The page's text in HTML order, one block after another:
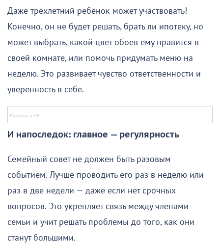
Даже трёхлетний ребёнок может участвовать!
Конечно, он не будет решать, брать ли ипотеку, но
может выбрать, какой цвет обоев ему нравится в
своей комнате, или помочь придумать меню на
неделю. Это развивает чувство ответственности и
уверенность в себе.
И напоследок: главное — регулярность
Семейный совет не должен быть разовым
событием. Лучше проводить его раз в неделю или
раз в две недели — даже если нет срочных
вопросов. Это укрепляет связь между членами
семьи и учит решать проблемы до того, как они
станут большими.